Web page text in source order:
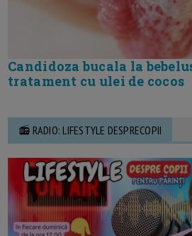
Candidoza bucala la
tratament cu ulei de cocos
📻 RADIO: LIFESTYLE DESPRECOPII